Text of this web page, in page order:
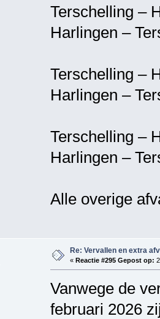
Terschelling
Harlingen –
Terschelling
Harlingen –
Terschelling
Harlingen –
Alle overige
Re: Vervallen en extra
« Reactie #295 Gepost op:
Vanwege de
februari 2026